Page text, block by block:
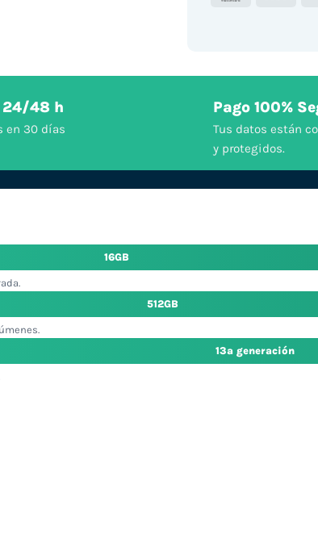
24/48 h
en 30 días
Pago 100%
Tus datos están
y protegidos.
16GB
512GB
13ª generación